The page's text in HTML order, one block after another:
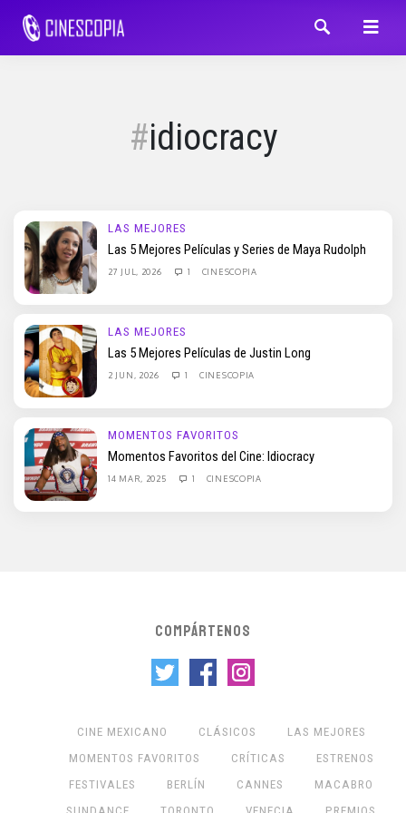
idiocracy
LAS MEJORES
Las 5 Mejores Películas y Series de Maya Rudolph
27 JUL, 2026 1 CINESCOPIA
LAS MEJORES
Las 5 Mejores Películas de Justin Long
2 JUN, 2026 1 CINESCOPIA
MOMENTOS FAVORITOS
Momentos Favoritos del Cine: Idiocracy
14 MAR, 2025 1 CINESCOPIA
COMPÁRTENOS
CINE MEXICANO CLÁSICOS
LAS MEJORES
MOMENTOS FAVORITOS
CRÍTICAS
ESTRENOS
FESTIVALES
BERLÍN CANNES
MACABRO